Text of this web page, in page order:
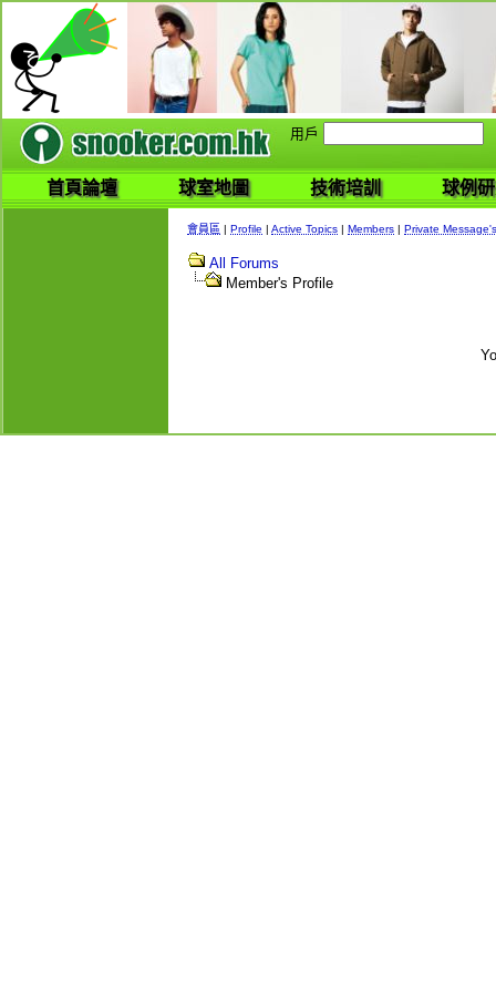
用戶
首頁論壇 球室地圖 技術培訓 球例
會員區 | Profile | Active Topics | Members | Private Message's
All Forums
Member's Profile